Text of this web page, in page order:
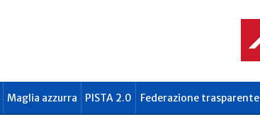
Maglia azzurra PISTA 2.0 Federazione trasparente